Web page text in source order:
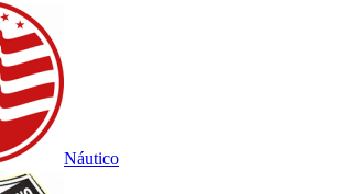
Náutico